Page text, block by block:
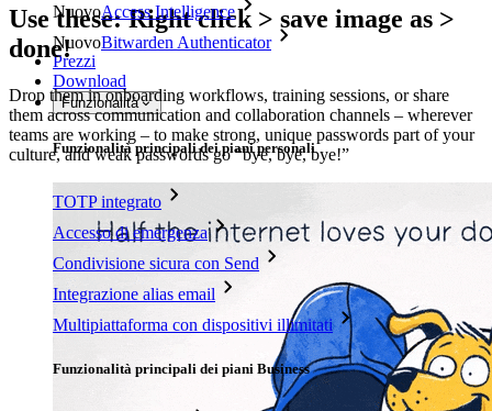
NuovoAccess Intelligence
NuovoBitwarden Authenticator
Prezzi
Download
Funzionalità
Funzionalità principali dei piani personali
TOTP integrato
Accesso di emergenza
Condivisione sicura con Send
Integrazione alias email
Multipiattaforma con dispositivi illimitati
Funzionalità principali dei piani Business
Use these: Right click > save image as >
done!
Drop them in onboarding workflows, training sessions, or share
them across communication and collaboration channels – wherever
teams are working – to make strong, unique passwords part of your
culture, and weak passwords go “bye, bye, bye!”